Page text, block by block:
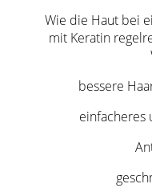
Wie die Haut bei
mit Keratin
bessere
einfacheres